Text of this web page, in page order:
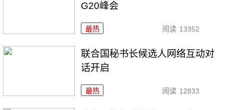
G20峰会
最热 阅读 13352
联合国秘书长候选人网络互动对
话开启
最热 阅读 12833